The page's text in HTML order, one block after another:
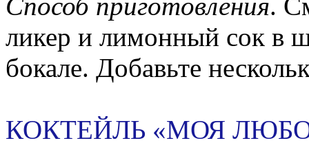
ликер и лимонный сок в
бокале. Добавьте
КОКТЕЙЛЬ «МОЯ